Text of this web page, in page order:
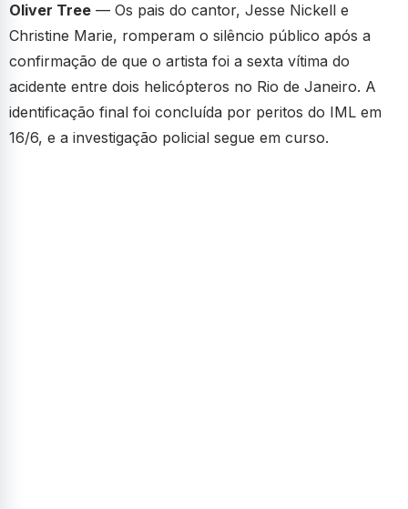
Oliver Tree — Os pais do cantor, Jesse Nickell e
Christine Marie, romperam o silêncio público após a
confirmação de que o artista foi a sexta vítima do
acidente entre dois helicópteros no Rio de Janeiro. A
identificação final foi concluída por peritos do IML em
16/6, e a investigação policial segue em curso.